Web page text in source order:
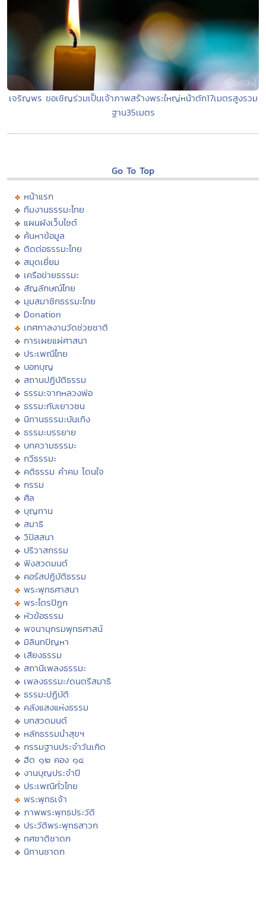
เจริญพร ขอเชิญร่วมเป็นเจ้าภาพสร้างพระใหญ่หน้าตัก17เมตรสูงรวม
ฐาน35เมตร
Go To Top
หน้าแรก
ทีมงานธรรมะไทย
แผนผังเว็บไซต์
ค้นหาข้อมูล
ติดต่อธรรมะไทย
สมุดเยี่ยม
เครือข่ายธรรมะ
สัญลักษณ์ไทย
มุมสมาชิกธรรมะไทย
Donation
เทศกาลงานวัดช่วยชาติ
การเผยแผ่ศาสนา
ประเพณีไทย
บอกบุญ
สถานปฏิบัติธรรม
ธรรมะจากหลวงพ่อ
ธรรมะกับเยาวชน
นิทานธรรมะบันเทิง
ธรรมะบรรยาย
บทความธรรมะ
กวีธรรมะ
คติธรรม คำคม โดนใจ
กรรม
ศีล
บุญทาน
สมาธิ
วิปัสสนา
ปริวาสกรรม
ฟังสวดมนต์
คอร์สปฏิบัติธรรม
พระพุทธศาสนา
พระไตรปิฏก
หัวข้อธรรม
พจนานุกรมพุทธศาสน์
มิลินทปัญหา
เสียงธรรม
สถานีเพลงธรรมะ
เพลงธรรมะ/ดนตรีสมาธิ
ธรรมะปฏิบัติ
คลังแสงแห่งธรรม
บทสวดมนต์
หลักธรรมนำสุขฯ
กรรมฐานประจำวันเกิด
ฮีต ๑๒ คอง ๑๔
งานบุญประจำปี
ประเพณีทั่วไทย
พระพุทธเจ้า
ภาพพระพุทธประวัติ
ประวัติพระพุทธสาวก
ทศชาติชาดก
นิทานชาดก